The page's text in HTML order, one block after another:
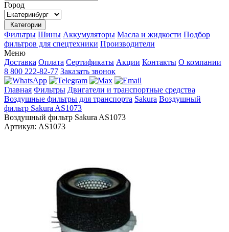
Город
Категории
Фильтры Шины Аккумуляторы Масла и жидкости Подбор
фильтров для спецтехники Производители
Меню
Доставка Оплата Сертификаты Акции Контакты О компании
8 800 222-82-77 Заказать звонок
Главная Фильтры Двигатели и транспортные средства
Воздушные фильтры для транспорта Sakura Воздушный
фильтр Sakura AS1073
Воздушный фильтр Sakura AS1073
Артикул: AS1073